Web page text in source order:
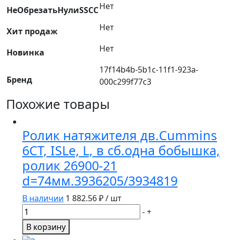
84268475,
EA2830266
НеОбрезатьНулиSSCCНет
Хит продаж Нет
Новинка Нет
Бренд
17f14b4b-5b1c-11f1-923a-
000c299f77c3
Похожие товары
Ролик натяжителя дв.Cummins
6CT, ISLe, L, в сб.одна бобышка,
ролик 26900-21
d=74мм.3936205/3934819
В наличии 1 882.56₽ / шт
Количество
товара
Ролик
-+
В корзину